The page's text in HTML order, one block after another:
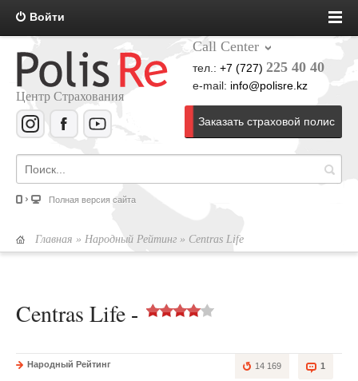
Войти
Call Center
тел.: +7 (727) 225 40 40
e-mail: info@polisre.kz
Заказать страховой полис
Центр Страхования
Полная версия сайта
Главная » Народный Рейтинг » Centras Life
Centras Life -
1
14 169
Народный Рейтинг